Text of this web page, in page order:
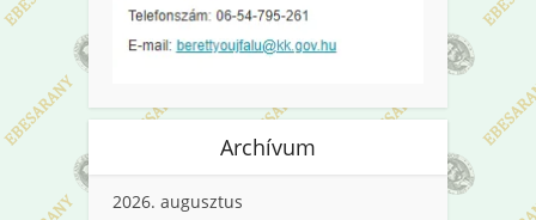
Archívum
2026. augusztus